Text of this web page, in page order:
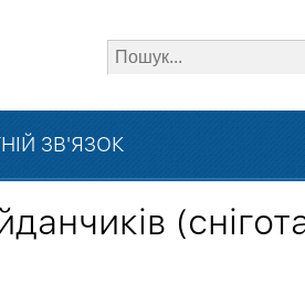
ЗВ'ЯЗОК
close